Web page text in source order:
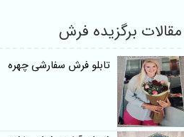
مقالات برگزیده فرش
تابلو فرش سفارشی چهره